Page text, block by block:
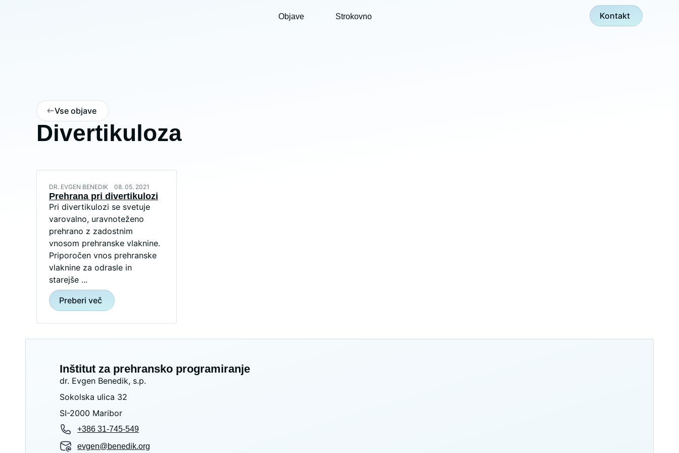
Objave Strokovno Kontakt
Vse objave
Divertikuloza
DR. EVGEN BENEDIK 08. 05. 2021
Prehrana pri divertikulozi
Pri divertikulozi se svetuje
varovalno, uravnoteženo
prehrano z zadostnim
vnosom prehranske vlaknine.
Priporočen vnos prehranske
vlaknine za odrasle in
starejše ...
Preberi več
Inštitut za prehransko programiranje
dr. Evgen Benedik, s.p.
Sokolska ulica 32
SI-2000 Maribor
+386 31-745-549
evgen@benedik.org